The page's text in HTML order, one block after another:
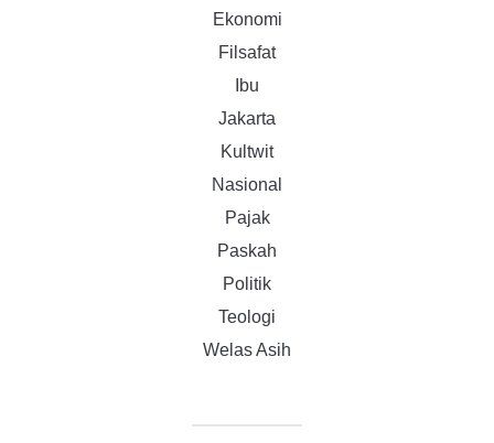
Ekonomi
Filsafat
Ibu
Jakarta
Kultwit
Nasional
Pajak
Paskah
Politik
Teologi
Welas Asih